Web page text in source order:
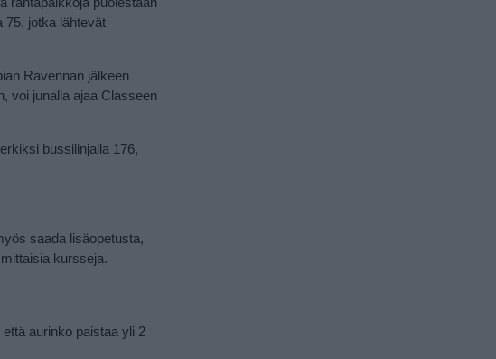
75, jotka lähtevät
Ravennan jälkeen
voi junalla ajaa Classeen
bussilinjalla 176,
saada lisäopetusta,
kursseja.
aurinko paistaa yli 2